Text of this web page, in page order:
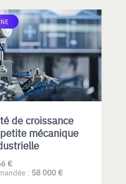
de croissance
mécanique
€
: 58 000 €